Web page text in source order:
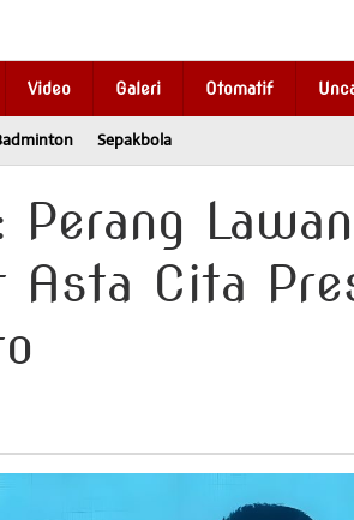
Video Galeri Otomatif
Sepakbola
Perang
Asta Cita